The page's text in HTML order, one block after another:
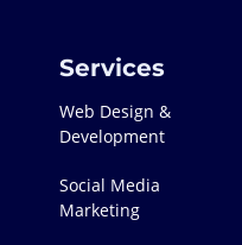
Services
Web Design &
Development
Social Media
Marketing